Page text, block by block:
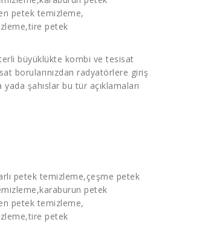
petek temizleme,
,tire petek
büyüklükte kombi ve tesisat
borularınızdan radyatörlere giriş
şahıslar bu tür açıklamaları
petek temizleme,çeşme petek
karaburun petek
petek temizleme,
,tire petek